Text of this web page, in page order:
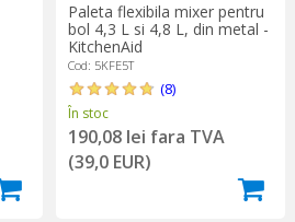
Paleta flexibila mixer pentru
bol 4,3 L si 4,8 L, din metal -
KitchenAid
Cod: 5KFE5T
(8)
În stoc
190,08 lei fara TVA
(39,0 EUR)